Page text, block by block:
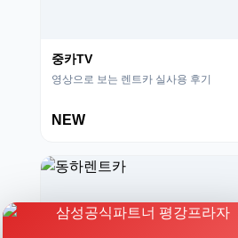
중카TV
영상으로 보는 렌트카 실사용 후기
NEW